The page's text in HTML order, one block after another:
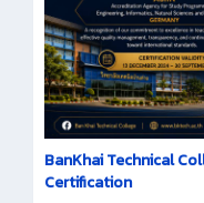
BanKhai Technical
Certification